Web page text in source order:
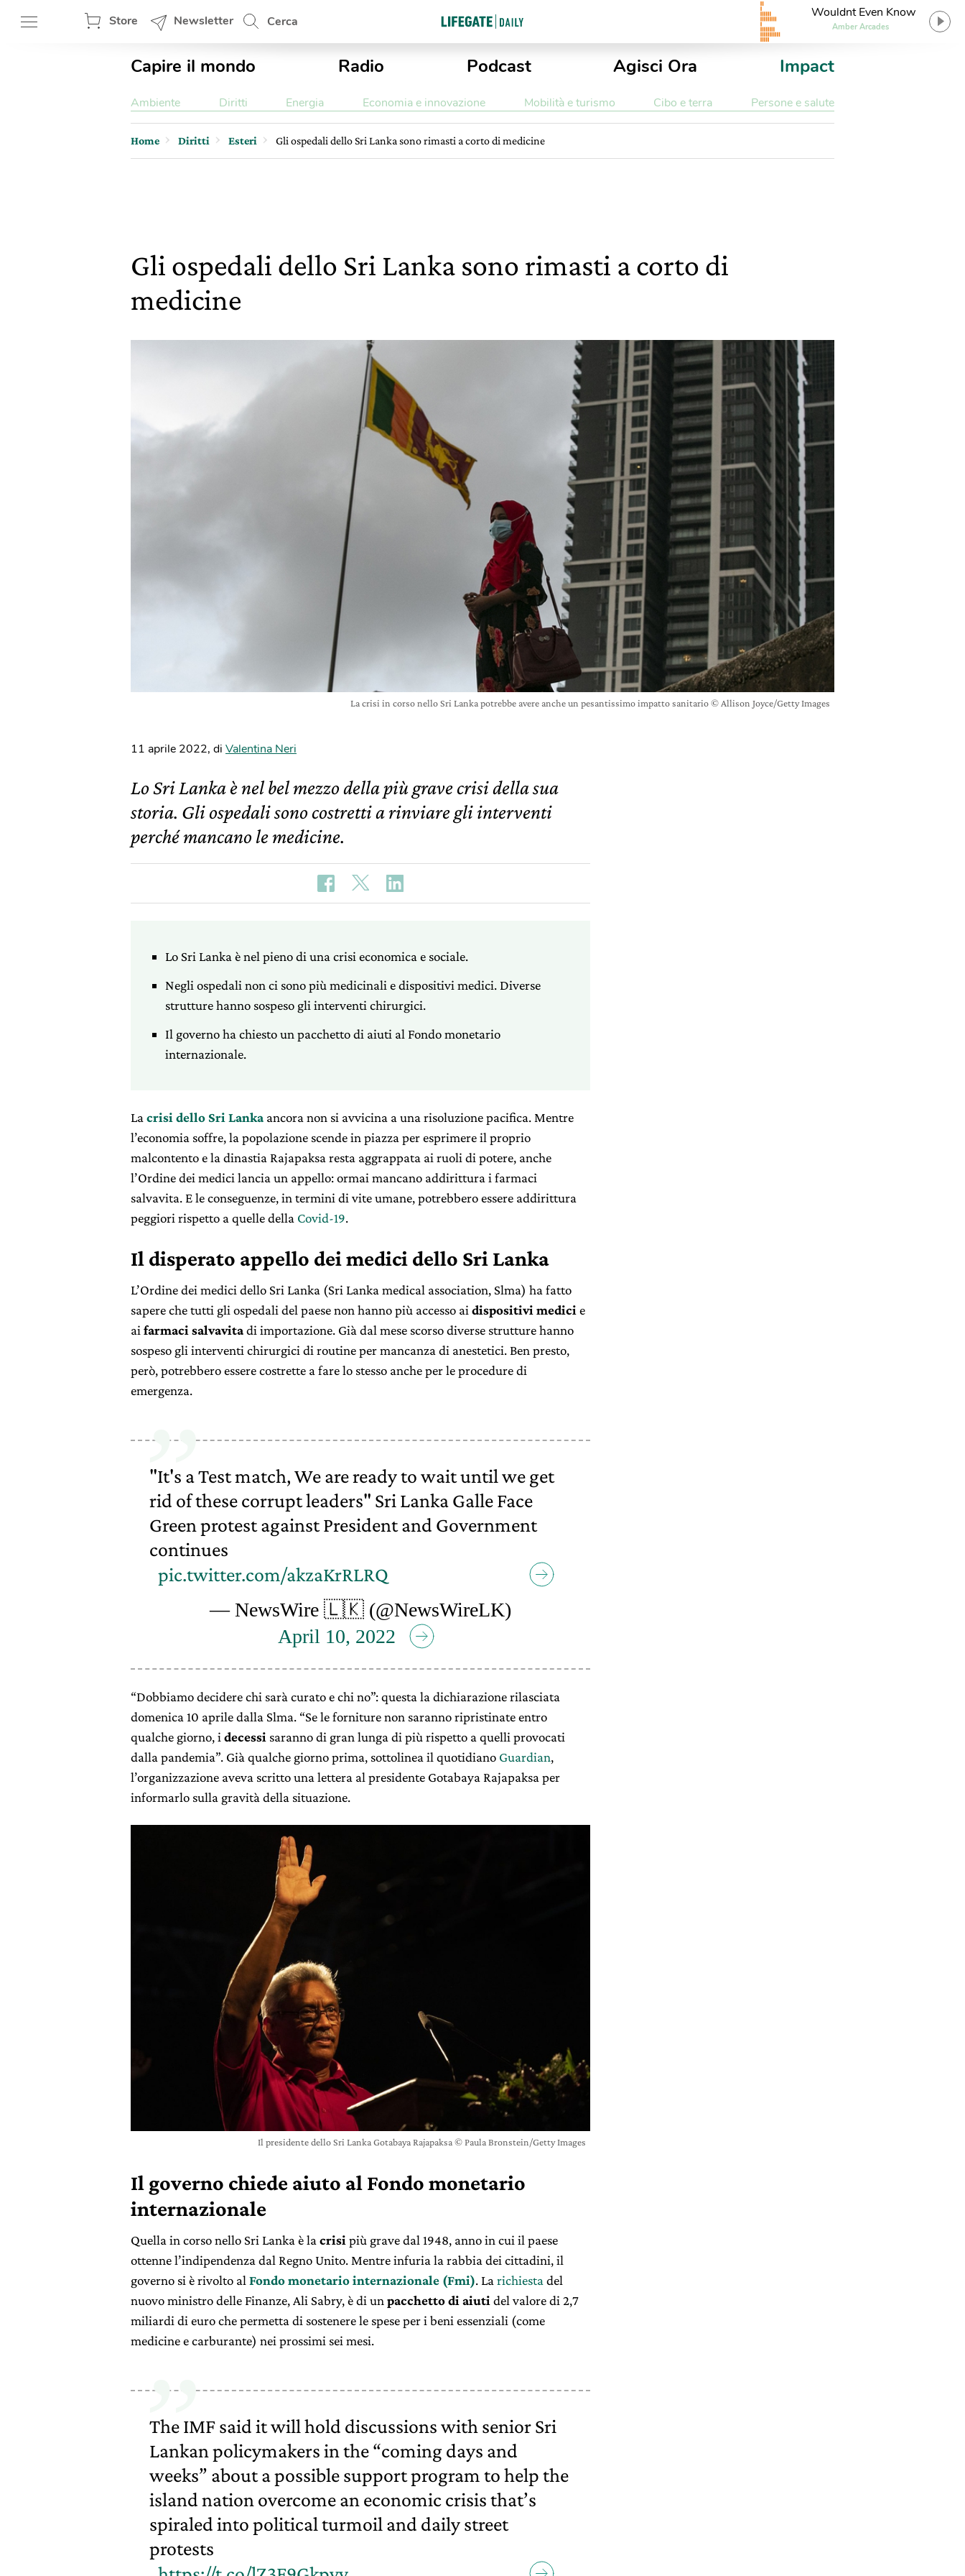
Store Newsletter Cerca
Wouldnt Even Know
Amber Arcades
Capire il mondo Radio Podcast Agisci Ora Impact
Ambiente Diritti Energia Economia e innovazione Mobilità e turismo Cibo e terra Persone e salute
Home Diritti Esteri Gli ospedali dello Sri Lanka sono rimasti a corto di medicine
Gli ospedali dello Sri Lanka sono rimasti a corto di
medicine
La crisi in corso nello Sri Lanka potrebbe avere anche un pesantissimo impatto sanitario © Allison Joyce/Getty Images
11 aprile 2022, di Valentina Neri
Lo Sri Lanka è nel bel mezzo della più grave crisi della sua
storia. Gli ospedali sono costretti a rinviare gli interventi
perché mancano le medicine.
Lo Sri Lanka è nel pieno di una crisi economica e sociale.
Negli ospedali non ci sono più medicinali e dispositivi medici. Diverse
strutture hanno sospeso gli interventi chirurgici.
Il governo ha chiesto un pacchetto di aiuti al Fondo monetario
internazionale.
La crisi dello Sri Lanka ancora non si avvicina a una risoluzione pacifica. Mentre
l’economia soffre, la popolazione scende in piazza per esprimere il proprio
malcontento e la dinastia Rajapaksa resta aggrappata ai ruoli di potere, anche
l’Ordine dei medici lancia un appello: ormai mancano addirittura i farmaci
salvavita. E le conseguenze, in termini di vite umane, potrebbero essere addirittura
peggiori rispetto a quelle della Covid-19.
Il disperato appello dei medici dello Sri Lanka
L’Ordine dei medici dello Sri Lanka (Sri Lanka medical association, Slma) ha fatto
sapere che tutti gli ospedali del paese non hanno più accesso ai dispositivi medici e
ai farmaci salvavitadi importazione. Già dal mese scorso diverse strutture hanno
sospeso gli interventi chirurgici di routine per mancanza di anestetici. Ben presto,
però, potrebbero essere costrette a fare lo stesso anche per le procedure di
emergenza.
"It's a Test match, We are ready to wait until we get
rid of these corrupt leaders" Sri Lanka Galle Face
Green protest against President and Government
continues
pic.twitter.com/akzaKrRLRQ
— NewsWire 🇱🇰 (@NewsWireLK)
April 10, 2022
“Dobbiamo decidere chi sarà curato e chi no”: questa la dichiarazione rilasciata
domenica 10 aprile dalla Slma. “Se le forniture non saranno ripristinate entro
qualche giorno, i decessi saranno di gran lunga di più rispetto a quelli provocati
dalla pandemia”. Già qualche giorno prima, sottolinea il quotidiano Guardian,
l’organizzazione aveva scritto una lettera al presidente Gotabaya Rajapaksa per
informarlo sulla gravità della situazione.
Il presidente dello Sri Lanka Gotabaya Rajapaksa © Paula Bronstein/Getty Images
Il governo chiede aiuto al Fondo monetario
internazionale
Quella in corso nello Sri Lanka è lacrisipiù grave dal 1948, anno in cui il paese
ottenne l’indipendenza dal Regno Unito. Mentre infuria la rabbia dei cittadini, il
governo si è rivolto alFondo monetario internazionale (Fmi). Larichiestadel
nuovo ministro delle Finanze, Ali Sabry, è di unpacchetto di aiutidel valore di 2,7
miliardi di euro che permetta di sostenere le spese per i beni essenziali (come
medicine e carburante) nei prossimi sei mesi.
The IMF said it will hold discussions with senior Sri
Lankan policymakers in the “coming days and
weeks” about a possible support program to help the
island nation overcome an economic crisis that’s
spiraled into political turmoil and daily street
protests